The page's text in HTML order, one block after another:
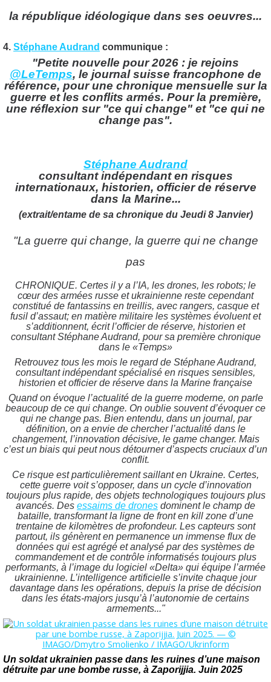
la république idéologique dans ses oeuvres...
4. Stéphane Audrand communique :
"Petite nouvelle pour 2026 : je rejoins
@LeTemps, le journal suisse francophone de
référence, pour une chronique mensuelle sur la
guerre et les conflits armés. Pour la première,
une réflexion sur "ce qui change" et "ce qui ne
change pas".
Stéphane Audrand
consultant indépendant en risques
internationaux, historien, officier de réserve
dans la Marine...
(extrait/entame de sa chronique du Jeudi 8 Janvier)
"La guerre qui change, la guerre qui ne change
pas
CHRONIQUE. Certes il y a l’IA, les drones, les robots; le
cœur des armées russe et ukrainienne reste cependant
constitué de fantassins en treillis, avec rangers, casque et
fusil d’assaut; en matière militaire les systèmes évoluent et
s’additionnent, écrit l’officier de réserve, historien et
consultant Stéphane Audrand, pour sa première chronique
dans le «Temps»
Retrouvez tous les mois le regard de Stéphane Audrand,
consultant indépendant spécialisé en risques sensibles,
historien et officier de réserve dans la Marine française
Quand on évoque l’actualité de la guerre moderne, on parle
beaucoup de ce qui change. On oublie souvent d’évoquer ce
qui ne change pas. Bien entendu, dans un journal, par
définition, on a envie de chercher l’actualité dans le
changement, l’innovation décisive, le game changer. Mais
c’est un biais qui peut nous détourner d’aspects cruciaux d’un
conflit.
Ce risque est particulièrement saillant en Ukraine. Certes,
cette guerre voit s’opposer, dans un cycle d’innovation
toujours plus rapide, des objets technologiques toujours plus
avancés. Des essaims de drones dominent le champ de
bataille, transformant la ligne de front en kill zone d’une
trentaine de kilomètres de profondeur. Les capteurs sont
partout, ils génèrent en permanence un immense flux de
données qui est agrégé et analysé par des systèmes de
commandement et de contrôle informatisés toujours plus
performants, à l’image du logiciel «Delta» qui équipe l’armée
ukrainienne. L’intelligence artificielle s’invite chaque jour
davantage dans les opérations, depuis la prise de décision
dans les états-majors jusqu’à l’autonomie de certains
armements..."
Un soldat ukrainien passe dans les ruines d’une maison
détruite par une bombe russe, à Zaporijjia. Juin 2025